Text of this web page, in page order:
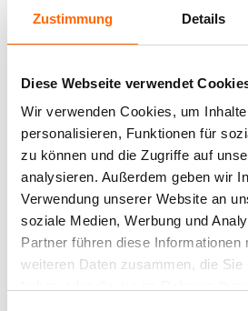
Zustimmung Details
Diese Webseite verwendet
Wir verwenden Cookies, um
personalisieren, Funktionen für
zu können und die Zugriffe auf
analysieren. Außerdem geben wir
Verwendung unserer Website an
soziale Medien, Werbung und
Partner führen diese Informationen
weiteren Daten zusammen, die Sie
GUTE LAUNE: EIN